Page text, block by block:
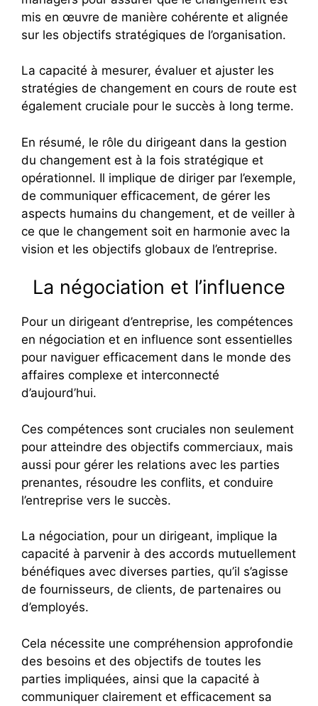
mis en œuvre de manière cohérente et alignée
sur les objectifs stratégiques de l’organisation.
La capacité à mesurer, évaluer et ajuster les
stratégies de changement en cours de route est
également cruciale pour le succès à long terme.
En résumé, le rôle du dirigeant dans la gestion
du changement est à la fois stratégique et
opérationnel. Il implique de diriger par l’exemple,
de communiquer efficacement, de gérer les
aspects humains du changement, et de veiller à
ce que le changement soit en harmonie avec la
vision et les objectifs globaux de l’entreprise.
La négociation et l’influence
Pour un dirigeant d’entreprise, les compétences
en négociation et en influence sont essentielles
pour naviguer efficacement dans le monde des
affaires complexe et interconnecté
d’aujourd’hui.
Ces compétences sont cruciales non seulement
pour atteindre des objectifs commerciaux, mais
aussi pour gérer les relations avec les parties
prenantes, résoudre les conflits, et conduire
l’entreprise vers le succès.
La négociation, pour un dirigeant, implique la
capacité à parvenir à des accords mutuellement
bénéfiques avec diverses parties, qu’il s’agisse
de fournisseurs, de clients, de partenaires ou
d’employés.
Cela nécessite une compréhension approfondie
des besoins et des objectifs de toutes les
parties impliquées, ainsi que la capacité à
communiquer clairement et efficacement sa